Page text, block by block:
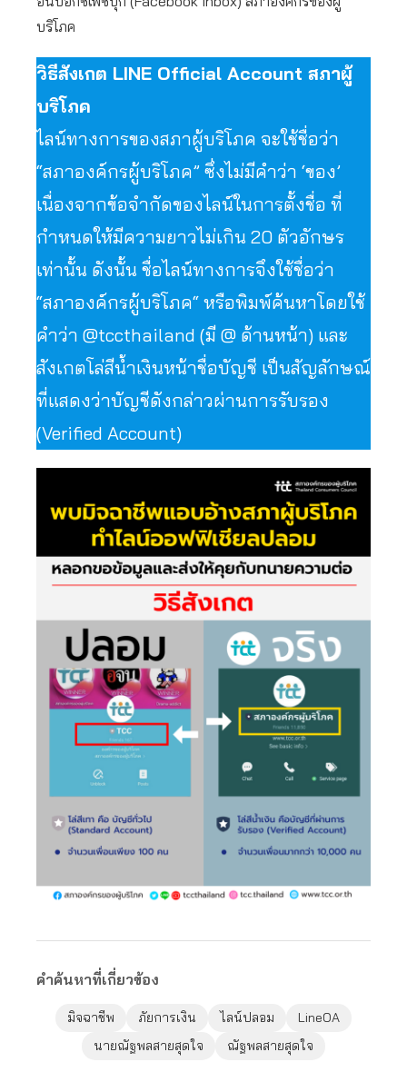
บริโภค
วิธีสังเกต LINE Official Account สภาผู้
บริโภค
ไลน์ทางการของสภาผู้บริโภค จะใช้ชื่อว่า
“สภาองค์กรผู้บริโภค” ซึ่งไม่มีคำว่า ‘ของ’
เนื่องจากข้อจำกัดของไลน์ในการตั้งชื่อ ที่
กำหนดให้มีความยาวไม่เกิน 20 ตัวอักษร
เท่านั้น ดังนั้น ชื่อไลน์ทางการจึงใช้ชื่อว่า
“สภาองค์กรผู้บริโภค“ หรือพิมพ์ค้นหาโดยใช้
คำว่า @tccthailand (มี @ ด้านหน้า) และ
สังเกตโล่สีน้ำเงินหน้าชื่อบัญชี เป็นสัญลักษณ์
ที่แสดงว่าบัญชีดังกล่าวผ่านการรับรอง
(Verified Account)
คำค้นหาที่เกี่ยวข้อง
มิจฉาชีพ ภัยการเงิน ไลน์ปลอม
LineOA
นายณัฐพลสายสุดใจ
ณัฐพลสายสุดใจ